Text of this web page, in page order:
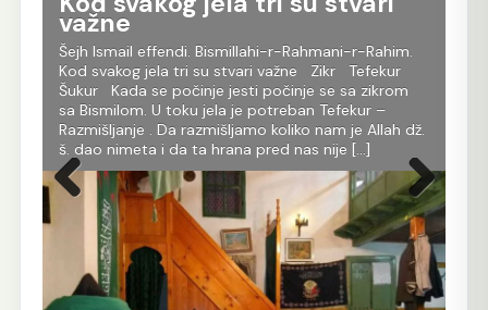
važne
Šejh Ismail effendi. Bismillahi-r-Rahmani-r-Rahim.
Kod svakog jela tri su stvari važne Zikr Tefekur
Šukur Kada se počinje jesti počinje se sa zikrom
sa Bismilom. U toku jela je potreban Tefekur –
Razmišljanje . Da razmišljamo koliko nam je Allah dž.
š. dao nimeta i da ta hrana pred nas nije […]
Prethodna Sljedeća